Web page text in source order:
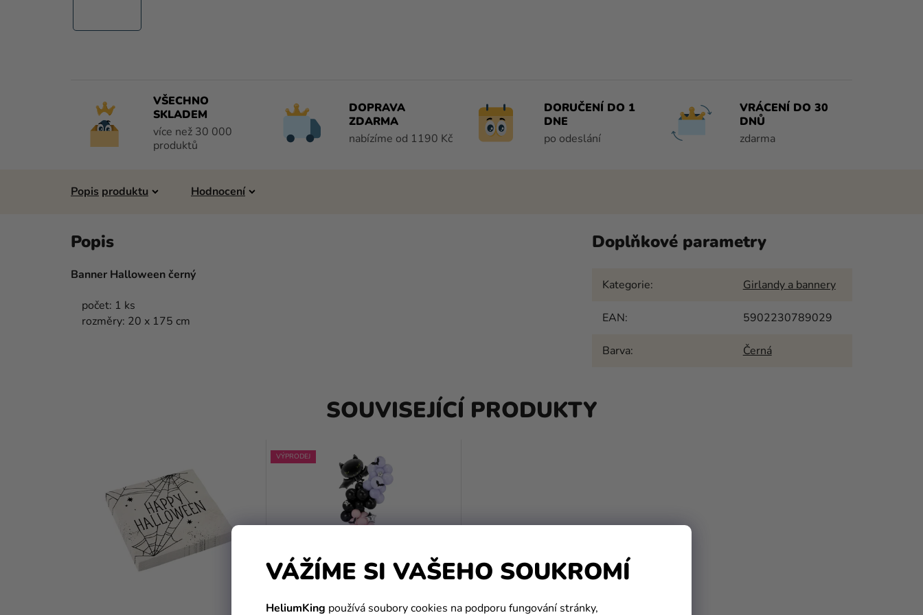
VÁŽÍME SI VAŠEHO SOUKROMÍ
HeliumKing používá soubory cookies na podporu fungování stránky,
VŠECHNO
SKLADEM
více než 30 000
produktů
DOPRAVA
ZDARMA
nabízíme od 1190 Kč
DORUČENÍ DO 1
DNE
po odeslání
VRÁCENÍ DO 30
DNŮ
zdarma
Popis Hodnocení
Banner Halloween černý
počet: 1 ks
rozměry: 20 x 175 cm
Doplňkové parametry
Kategorie: Girlandy a bannery
EAN: 5902230789029
Barva: Černá
SOUVISEJÍCÍ PRODUKTY
VÝPRODEJ